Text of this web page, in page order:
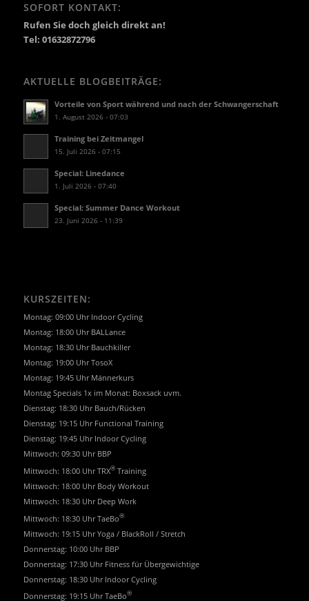
SOFORT KONTAKT:
Rufen Sie doch gleich direkt an!
Tel: 01632872796
AKTUELLE BLOGBEITRÄGE:
Vorteile von Sport während und nach der Schwangerschaft
1. August 2026 - 07:03
Training bei Zeitmangel
15. Juli 2026 - 07:15
Special: Linedance
1. Juli 2026 - 07:40
Special: Summer Dance Workout
23. Juni 2026 - 11:39
KURSZEITEN:
Montag: 09:00 Uhr Indoor Cycling
Montag: 18:00 Uhr BALLance
Montag: 18:30 Uhr Bauchkiller
Montag: 19:00 Uhr TosoX
Montag: 19:45 Uhr Männerkurs
Montag Specials 1x im Monat: Boxsack uvm.
Dienstag: 18:30 Uhr Bauch/Rücken
Dienstag: 19:15 Uhr Functional Training
Dienstag: 19:45 Uhr Indoor Cycling
Mittwoch: 09:30 Uhr BBP
Mittwoch: 18:00 Uhr TRX®Training
Mittwoch: 18:00 Uhr Body Workout
Mittwoch: 18:30 Uhr Deep Work
Mittwoch: 18:30 Uhr TaeBo®
Mittwoch: 19:15 Uhr Yoga / BlackRoll / Stretch
Donnerstag: 10:00 Uhr BBP
Donnerstag: 17:30 Uhr Fitness für Übergewichtige
Donnerstag: 18:30 Uhr Indoor Cycling
Donnerstag: 19:15 Uhr TaeBo®